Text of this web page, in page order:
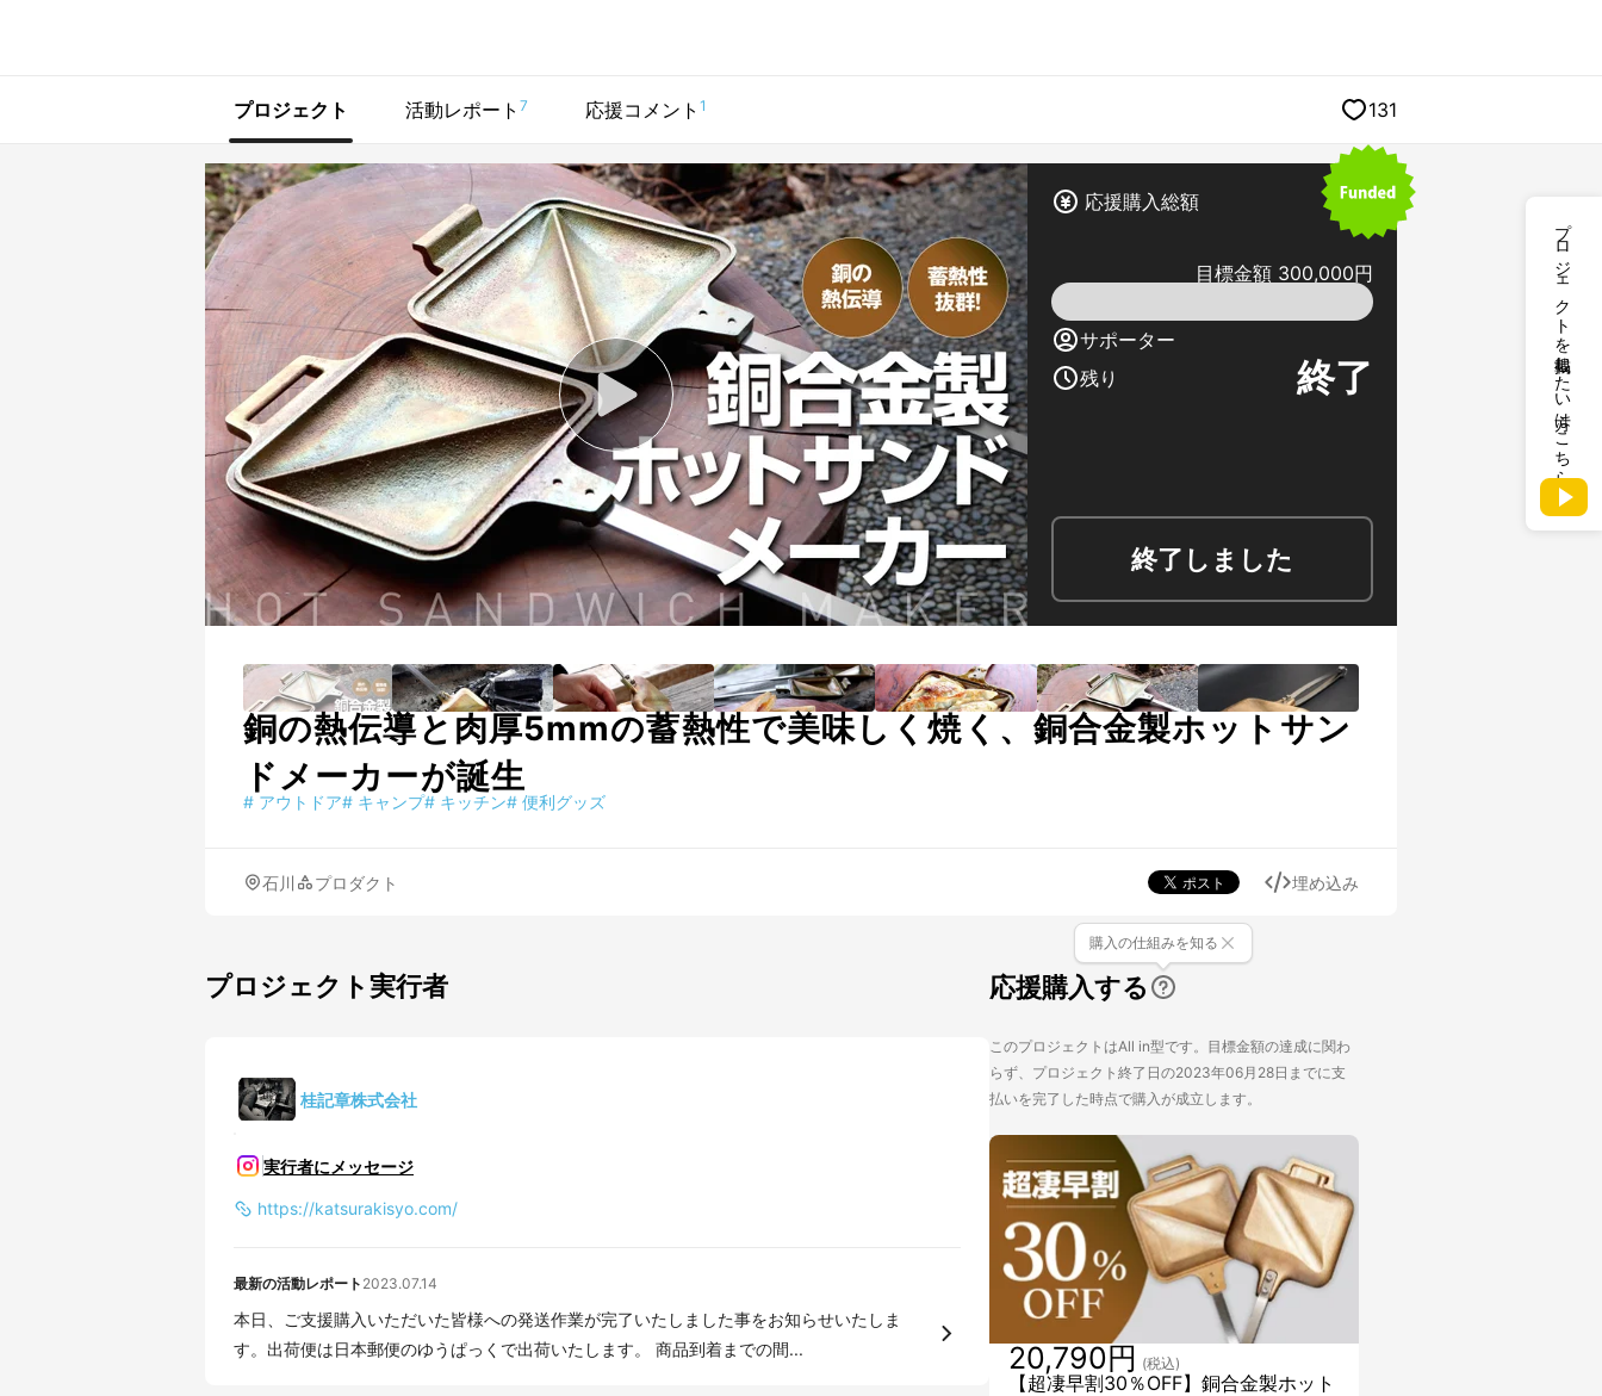
プロジェクトを掲載したい方はこちら
プロジェクト 活動レポート 7 応援コメント 1 131
応援購入総額
目標金額 300,000円
サポーター
残り
終了
終了しました
銅の熱伝導と肉厚5mmの蓄熱性で美味しく焼く、銅合金製ホットサン
ドメーカーが誕生
# アウトドア# キャンプ# キッチン# 便利グッズ
石川 プロダクト 埋め込み
プロジェクト実行者
桂記章株式会社
実行者にメッセージ
https://katsurakisyo.com/
最新の活動レポート 2023.07.14
本日、ご支援購入いただいた皆様への発送作業が完了いたしました事をお知らせいたしま
す。出荷便は日本郵便のゆうぱっくで出荷いたします。 商品到着までの間...
応援購入する
購入の仕組みを知る
このプロジェクトはAll in型です。目標金額の達成に関わ
らず、プロジェクト終了日の2023年06月28日までに支
払いを完了した時点で購入が成立します。
【超凄早割30％OFF】銅合金製ホット
20,790円 (税込)